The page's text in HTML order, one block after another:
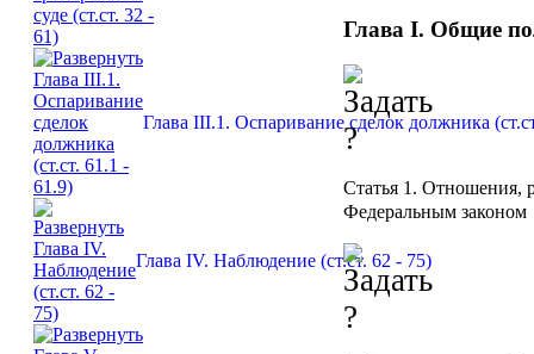
Глава III.1. Оспаривание сделок должника
Глава IV. Наблюдение (ст.ст. 62 - 75)
Глава I. Общие
Статья 1. Отношения,
Федеральным законом